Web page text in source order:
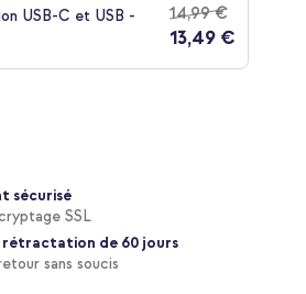
USB-C et USB -
14,99 €
13,49 €
sécurisé
SSL
rétractation de 60 jours
sans soucis